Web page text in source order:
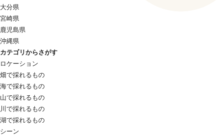
大分県
宮崎県
鹿児島県
沖縄県
カテゴリからさがす
ロケーション
畑で採れるもの
海で採れるもの
山で採れるもの
川で採れるもの
湖で採れるもの
シーン